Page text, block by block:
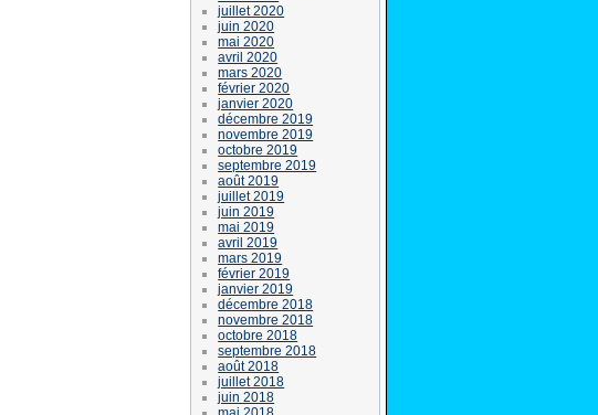
juillet 2020
juin 2020
mai 2020
avril 2020
mars 2020
février 2020
janvier 2020
décembre 2019
novembre 2019
octobre 2019
septembre 2019
août 2019
juillet 2019
juin 2019
mai 2019
avril 2019
mars 2019
février 2019
janvier 2019
décembre 2018
novembre 2018
octobre 2018
septembre 2018
août 2018
juillet 2018
juin 2018